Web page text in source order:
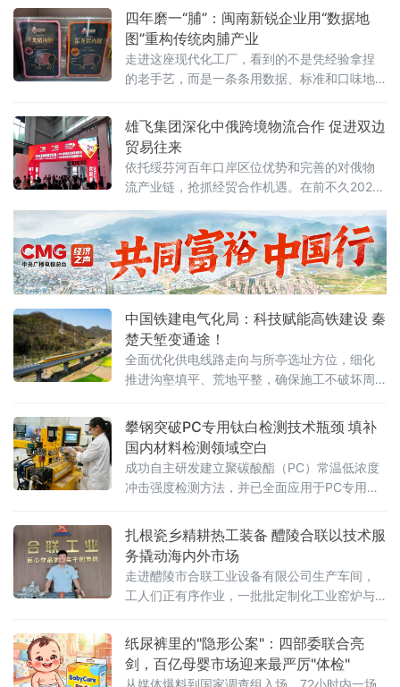
有厂区、5.8万平方米现代化车间智能高效，全
自动生产线有序作业，标准化生产保障产品品
质稳定可靠。据了解，全家福集团创立于2004
年，深耕食品行业二十余年，从单一肉制品加
工，发展为肉制品、烘焙馅料多元经营，已形
四年磨一“脯”：闽南新锐企业用“数据地
图”重构传统肉脯产业
走进这座现代化工厂，看到的不是凭经验拿捏
的老手艺，而是一条条用数据、标准和口味地
道道可量化、可追溯的工序：原料肉验收、低
温滚揉腌制、自动化摊筛、精准温控烘烤、洁
净内包装
雄飞集团深化中俄跨境物流合作 促进双边
贸易往来
依托绥芬河百年口岸区位优势和完善的对俄物
流产业链，抢抓经贸合作机遇。在前不久2026
成功签署了战略合作协议，为深化中俄跨境物
流合作、促进双边贸易往来积蓄新力量。
中国铁建电气化局：科技赋能高铁建设 秦
楚天堑变通途！
全面优化供电线路走向与所亭选址方位，细化
推进沟壑填平、荒地平整，确保施工不破坏周
攀钢突破PC专用钛白检测技术瓶颈 填补
国内材料检测领域空白
成功自主研发建立聚碳酸酯（PC）常温低浓度
冲击强度检测方法，并已全面应用于PC专用钛
高端钛白产品应用性能检测领域迈出关键一
步，为攀钢钒钛股份PC专用钛白产品的研发迭
代提供了精准、可靠的检测技术支撑。据悉，
为精准匹配
扎根瓷乡精耕热工装备 醴陵合联以技术服
务撬动海内外市场
走进醴陵市合联工业设备有限公司生产车间，
工人们正有序作业，一批批定制化工业窑炉与
生产、安装及售后运维于一体的专业热工装备
制造企业，正依托当地完整的电瓷产业链配套
优势，成长为中南地区工业智能化窑炉领域的
纸尿裤里的"隐形公案"：四部委联合亮
剑，百亿母婴市场迎来最严厉"体检"
从媒体爆料到国家调查组入场，72小时内一场